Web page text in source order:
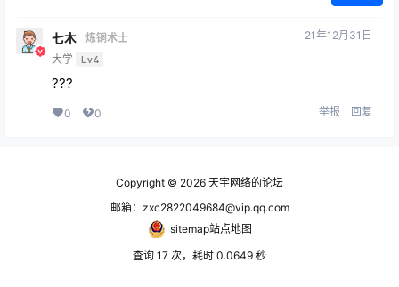
七木
炼铜术士
大学 Lv4
21年12月31日
???
0 0 举报 回复
Copyright © 2026 天宇网络的论坛
邮箱：zxc2822049684@vip.qq.com
sitemap站点地图
查询 17 次，耗时 0.0649 秒